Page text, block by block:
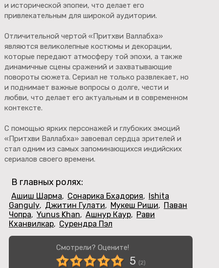
и исторической эпопеи, что делает его
привлекательным для широкой аудитории.
Отличительной чертой «Притхви Валлабха»
являются великолепные костюмы и декорации,
которые передают атмосферу той эпохи, а также
динамичные сцены сражений и захватывающие
повороты сюжета. Сериал не только развлекает, но
и поднимает важные вопросы о долге, чести и
любви, что делает его актуальным и в современном
контексте.
С помощью ярких персонажей и глубоких эмоций
«Притхви Валлабха» завоевал сердца зрителей и
стал одним из самых запоминающихся индийских
сериалов своего времени.
В главных ролях:
Ашиш Шарма, Сонарика Бхадория, Ishita
Ganguly, Джитин Гулати, Мукеш Риши, Паван
Чопра, Yunus Khan, Ашнур Каур, Рави
Кханвилкар, Сурендра Пэл
Смотрели? Оцените!
5 (2)